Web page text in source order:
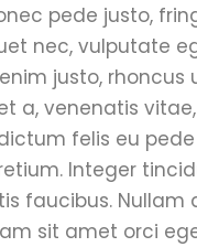
pede justo,
nec, vulputate
justo, rhoncus
a, venenatis
felis eu pede
Integer
faucibus. Nullam
sit amet orci